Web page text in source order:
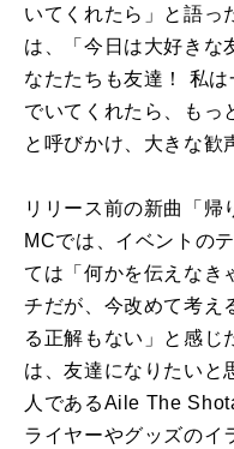
いてくれたら」と語
は、「今日は大好きな
なたたちも友達！ 私
でいてくれたら、もっ
と呼びかけ、大きな歓
リリース前の新曲「帰
MCでは、イベントの
ては「何かを伝えなき
チだが、今改めて考え
る正解もない」と感じ
は、友達になりたい
人であるAile The
ライヤーやグッズのイ